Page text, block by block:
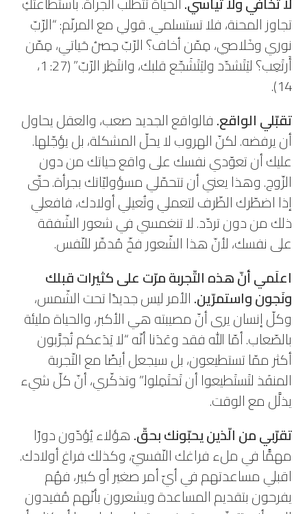
تجاوز المحنة، فلا تستسلمي. قولي مع المرنّم: “الرّبّ
نوري وخَلاصي، مِمّن أخاف؟ الرّبّ حِصنُ حَياتي، مِمّن
أَرتَعِب؟ ليَتَشدّد وليَتَشَجّع قلبك، وانتَظِر الرّبّ” (27: 1،
14).
تقبّلي الواقع.فالواقع الجديد صعب، والعقل يحاول
أن يرفضه. لكنّ الهروب لا يحلّ المشكلة، بل يؤجّلها.
عليك أن تعوّدي نفسك على واقع حياتك من دون
الزّوج. وهذا يعني أن تتحمّلي مسؤوليّاتك بجرأة. حتّى
إذا اضطّرك الظّرف لتعملي وتُعيلي أولادك، فافعلي
ذلك من دون تردّد. لا تنغمسي في شعور الشّفقة
على نفسك، لأنّ هذا الشّعور فخّ مُدمِّر للنّفس.
اعلَمي أنّ هذه التّجربة مرّت على كثيرات قبلك
ونَجون واستمرّين.الأمر ليس جديدًا تحت الشّمس،
وكلّ إنسان يرى أنّ مصيبته هي الأكبر، والحياة مليئة
بالصّعاب. أمّا الله فقد وعَدَنا أنّه “لا يَدَعكم تُجرَّبون
أكثر ممّا تستطيعون، بل سيجعل أيضًا مع التّجربة
المنفَذ لتَستَطيعوا أن تَحتَمِلوا.” وتذكّري، أنّ كلّ شيء
يذلَّل مع الوقت.
تقرّبي من الّذين يحبّونك بحقّ.هؤلاء يُؤدّون دورًا
مهمًّا في ملء فراغك النّفسيّ، وكذلك فراغ أولادك.
اقبلي مساعدتهم في أيّ أمر صغير أو كبير، فهُم
يفرحون بتقديم المساعدة ويشعرون بأنّهم مُفيدون